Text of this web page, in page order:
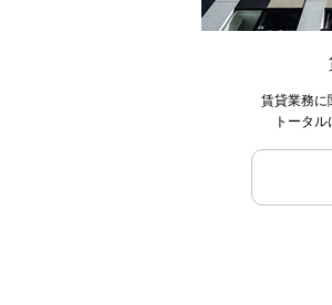
賃貸業務に
トータル